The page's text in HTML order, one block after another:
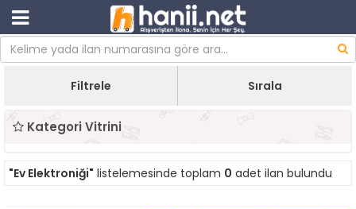
Filtrele Sırala
Kategori Vitrini
"Ev Elektroniği" listelemesinde toplam 0 adet ilan bulundu